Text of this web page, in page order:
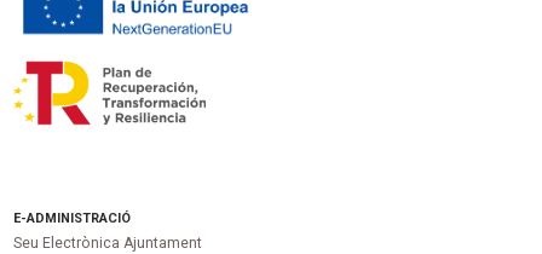
E-ADMINISTRACIÓ
Seu Electrònica Ajuntament